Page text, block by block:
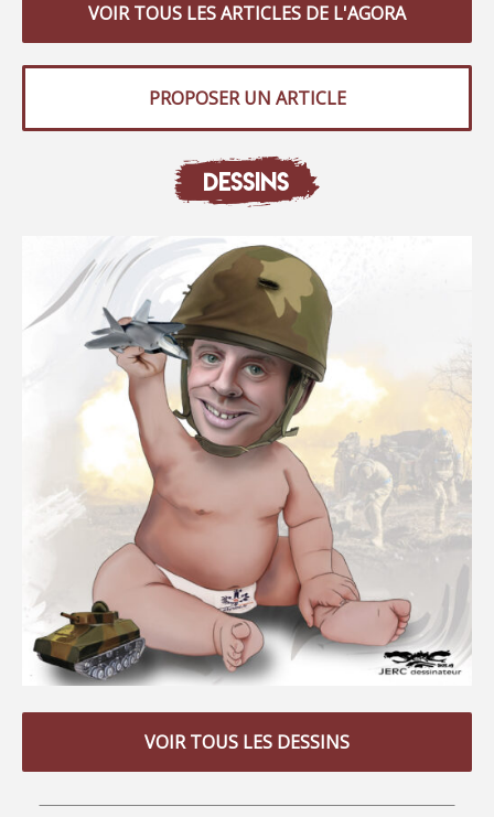
VOIR TOUS LES ARTICLES DE L'AGORA
PROPOSER UN ARTICLE
DESSINS
VOIR TOUS LES DESSINS